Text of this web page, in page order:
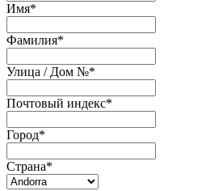
Имя*
Фамилия*
Улица / Дом №*
Почтовый индекс*
Город*
Страна*